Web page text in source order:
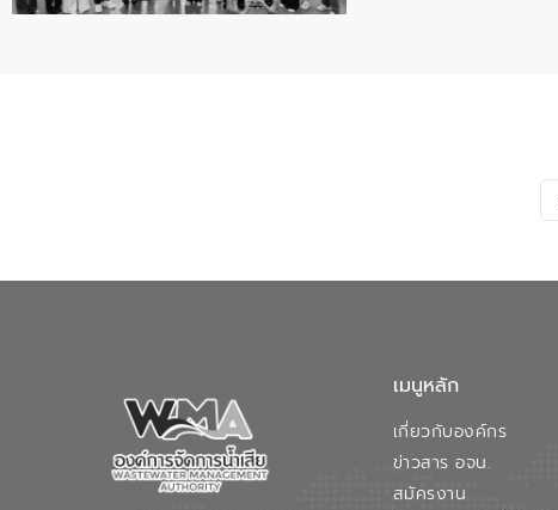
เมนูหลัก
เกี่ยวกับองค์กร
ข่าวสาร อจน.
สมัครงาน